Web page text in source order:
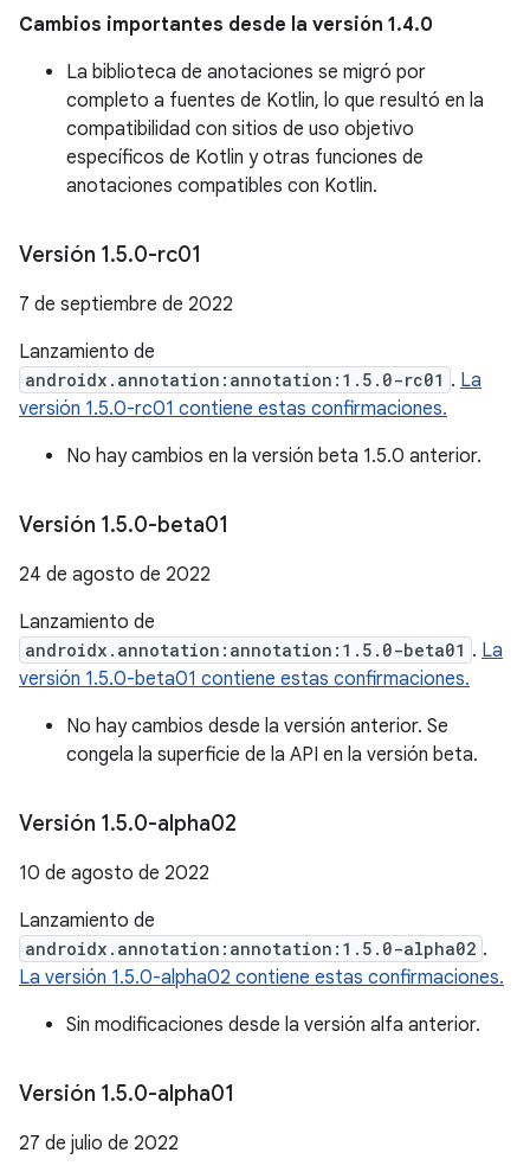
Cambios importantes desde la versión 1.4.0
La biblioteca de anotaciones se migró por
completo a fuentes de Kotlin, lo que resultó en la
compatibilidad con sitios de uso objetivo
específicos de Kotlin y otras funciones de
anotaciones compatibles con Kotlin.
Versión 1.5.0-rc01
7 de septiembre de 2022
Lanzamiento de
androidx.annotation:annotation:1.5.0-rc01 . La
versión 1.5.0-rc01 contiene estas confirmaciones.
No hay cambios en la versión beta 1.5.0 anterior.
Versión 1.5.0-beta01
24 de agosto de 2022
Lanzamiento de
androidx.annotation:annotation:1.5.0-beta01 . La
versión 1.5.0-beta01 contiene estas confirmaciones.
No hay cambios desde la versión anterior. Se
congela la superficie de la API en la versión beta.
Versión 1.5.0-alpha02
10 de agosto de 2022
Lanzamiento de
androidx.annotation:annotation:1.5.0-alpha02 .
La versión 1.5.0-alpha02 contiene estas confirmaciones.
Sin modificaciones desde la versión alfa anterior.
Versión 1.5.0-alpha01
27 de julio de 2022